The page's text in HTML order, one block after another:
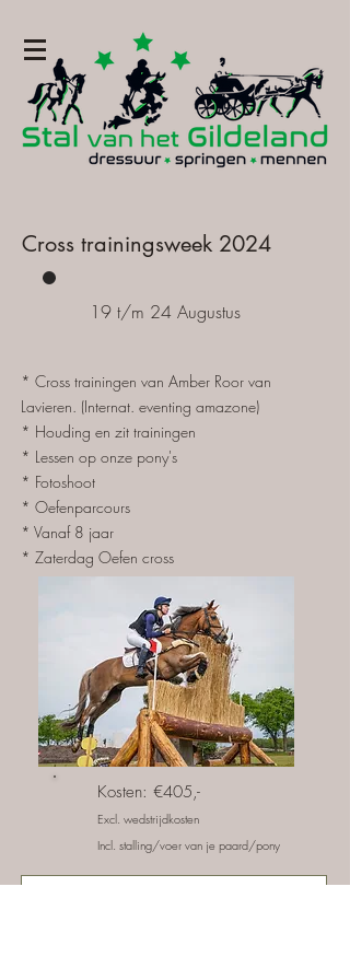
Cross trainingsweek 2024
19 t/m 24 Augustus
* Cross trainingen van Amber Roor van
Lavieren. (Internat. eventing amazone)
* Houding en zit trainingen
* Lessen op onze pony's
* Fotoshoot
* Oefenparcours
* Vanaf 8 jaar
* Zaterdag Oefen cross
Kosten: €405,-
Excl. wedstrijdkosten
Incl. stalling/voer van je paard/pony